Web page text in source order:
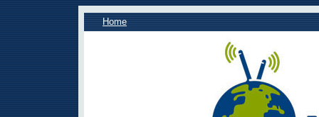
Home